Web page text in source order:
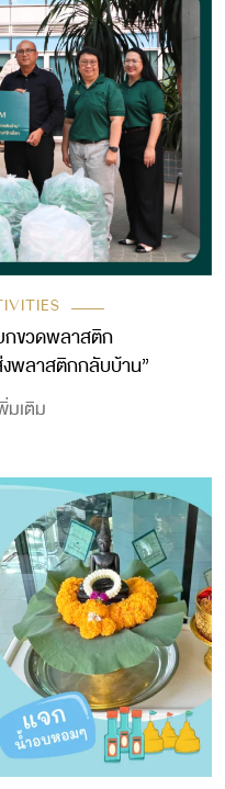
กขวดพลาสติก
งพลาสติกกลับบ้าน”
มเติม